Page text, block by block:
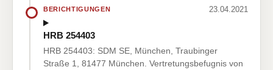
BERICHTIGUNGEN 23.04.2021
HRB 254403
HRB 254403: SDM SE, München, Traubinger
Straße 1, 81477 München. Vertretungsbefugnis von